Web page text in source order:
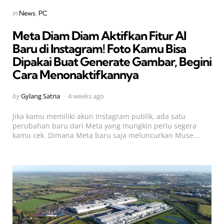
Categories
Posted
in News PC
Meta Diam Diam Aktifkan Fitur AI
Baru di Instagram! Foto Kamu Bisa
Dipakai Buat Generate Gambar, Begini
Cara Menonaktifkannya
Posted
byGylang Satria 4 weeks ago
Jika kamu memiliki akun Instagram publik, ada satu
perubahan baru dari Meta yang mungkin perlu segera
kamu cek. Dimana Meta baru saja meluncurkan Muse...